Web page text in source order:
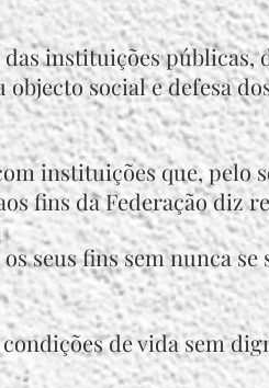
instituições públicas,
social e defesa
instituições que, pelo
fins da Federação diz
seus fins sem nunca
de vida sem